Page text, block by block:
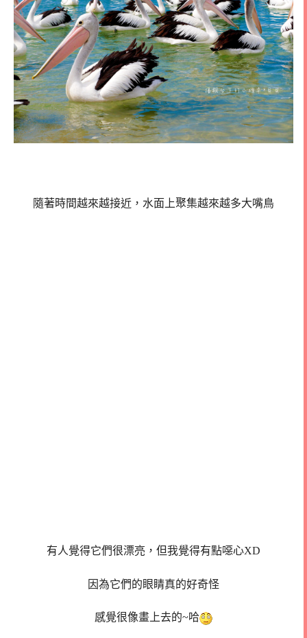
隨著時間越來越接近，水面上聚集越來越多大嘴鳥
有人覺得它們很漂亮，但我覺得有點噁心XD
因為它們的眼睛真的好奇怪
感覺很像畫上去的~哈